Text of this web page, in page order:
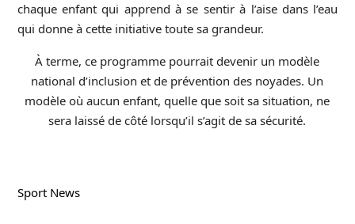
chaque enfant qui apprend à se sentir à l’aise dans l’eau
qui donne à cette initiative toute sa grandeur.
À terme, ce programme pourrait devenir un modèle
national d’inclusion et de prévention des noyades. Un
modèle où aucun enfant, quelle que soit sa situation, ne
sera laissé de côté lorsqu’il s’agit de sa sécurité.
Sport News